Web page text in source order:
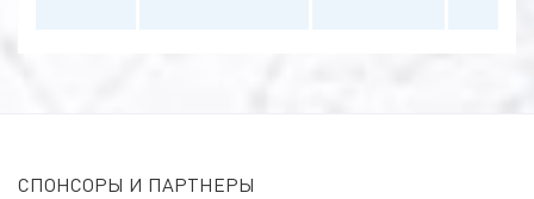
СПОНСОРЫ И ПАРТНЕРЫ